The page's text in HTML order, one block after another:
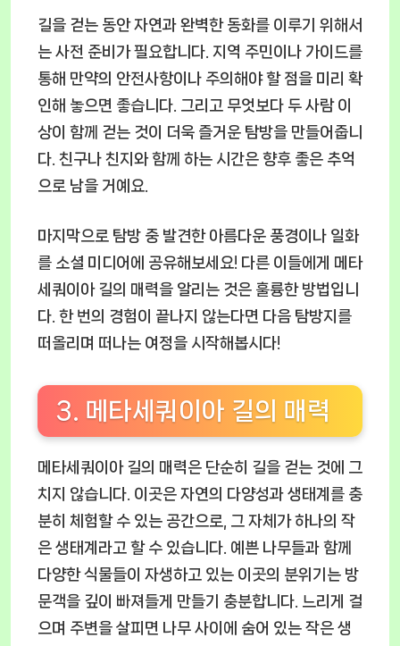
길을 걷는 동안 자연과 완벽한 동화를 이루기 위해서
는 사전 준비가 필요합니다. 지역 주민이나 가이드를
통해 만약의 안전사항이나 주의해야 할 점을 미리 확
인해 놓으면 좋습니다. 그리고 무엇보다 두 사람 이
상이 함께 걷는 것이 더욱 즐거운 탐방을 만들어줍니
다. 친구나 친지와 함께 하는 시간은 향후 좋은 추억
으로 남을 거예요.
마지막으로 탐방 중 발견한 아름다운 풍경이나 일화
를 소셜 미디어에 공유해보세요! 다른 이들에게 메타
세쿼이아 길의 매력을 알리는 것은 훌륭한 방법입니
다. 한 번의 경험이 끝나지 않는다면 다음 탐방지를
떠올리며 떠나는 여정을 시작해봅시다!
3. 메타세쿼이아 길의 매력
메타세쿼이아 길의 매력은 단순히 길을 걷는 것에 그
치지 않습니다. 이곳은 자연의 다양성과 생태계를 충
분히 체험할 수 있는 공간으로, 그 자체가 하나의 작
은 생태계라고 할 수 있습니다. 예쁜 나무들과 함께
다양한 식물들이 자생하고 있는 이곳의 분위기는 방
문객을 깊이 빠져들게 만들기 충분합니다. 느리게 걸
으며 주변을 살피면 나무 사이에 숨어 있는 작은 생